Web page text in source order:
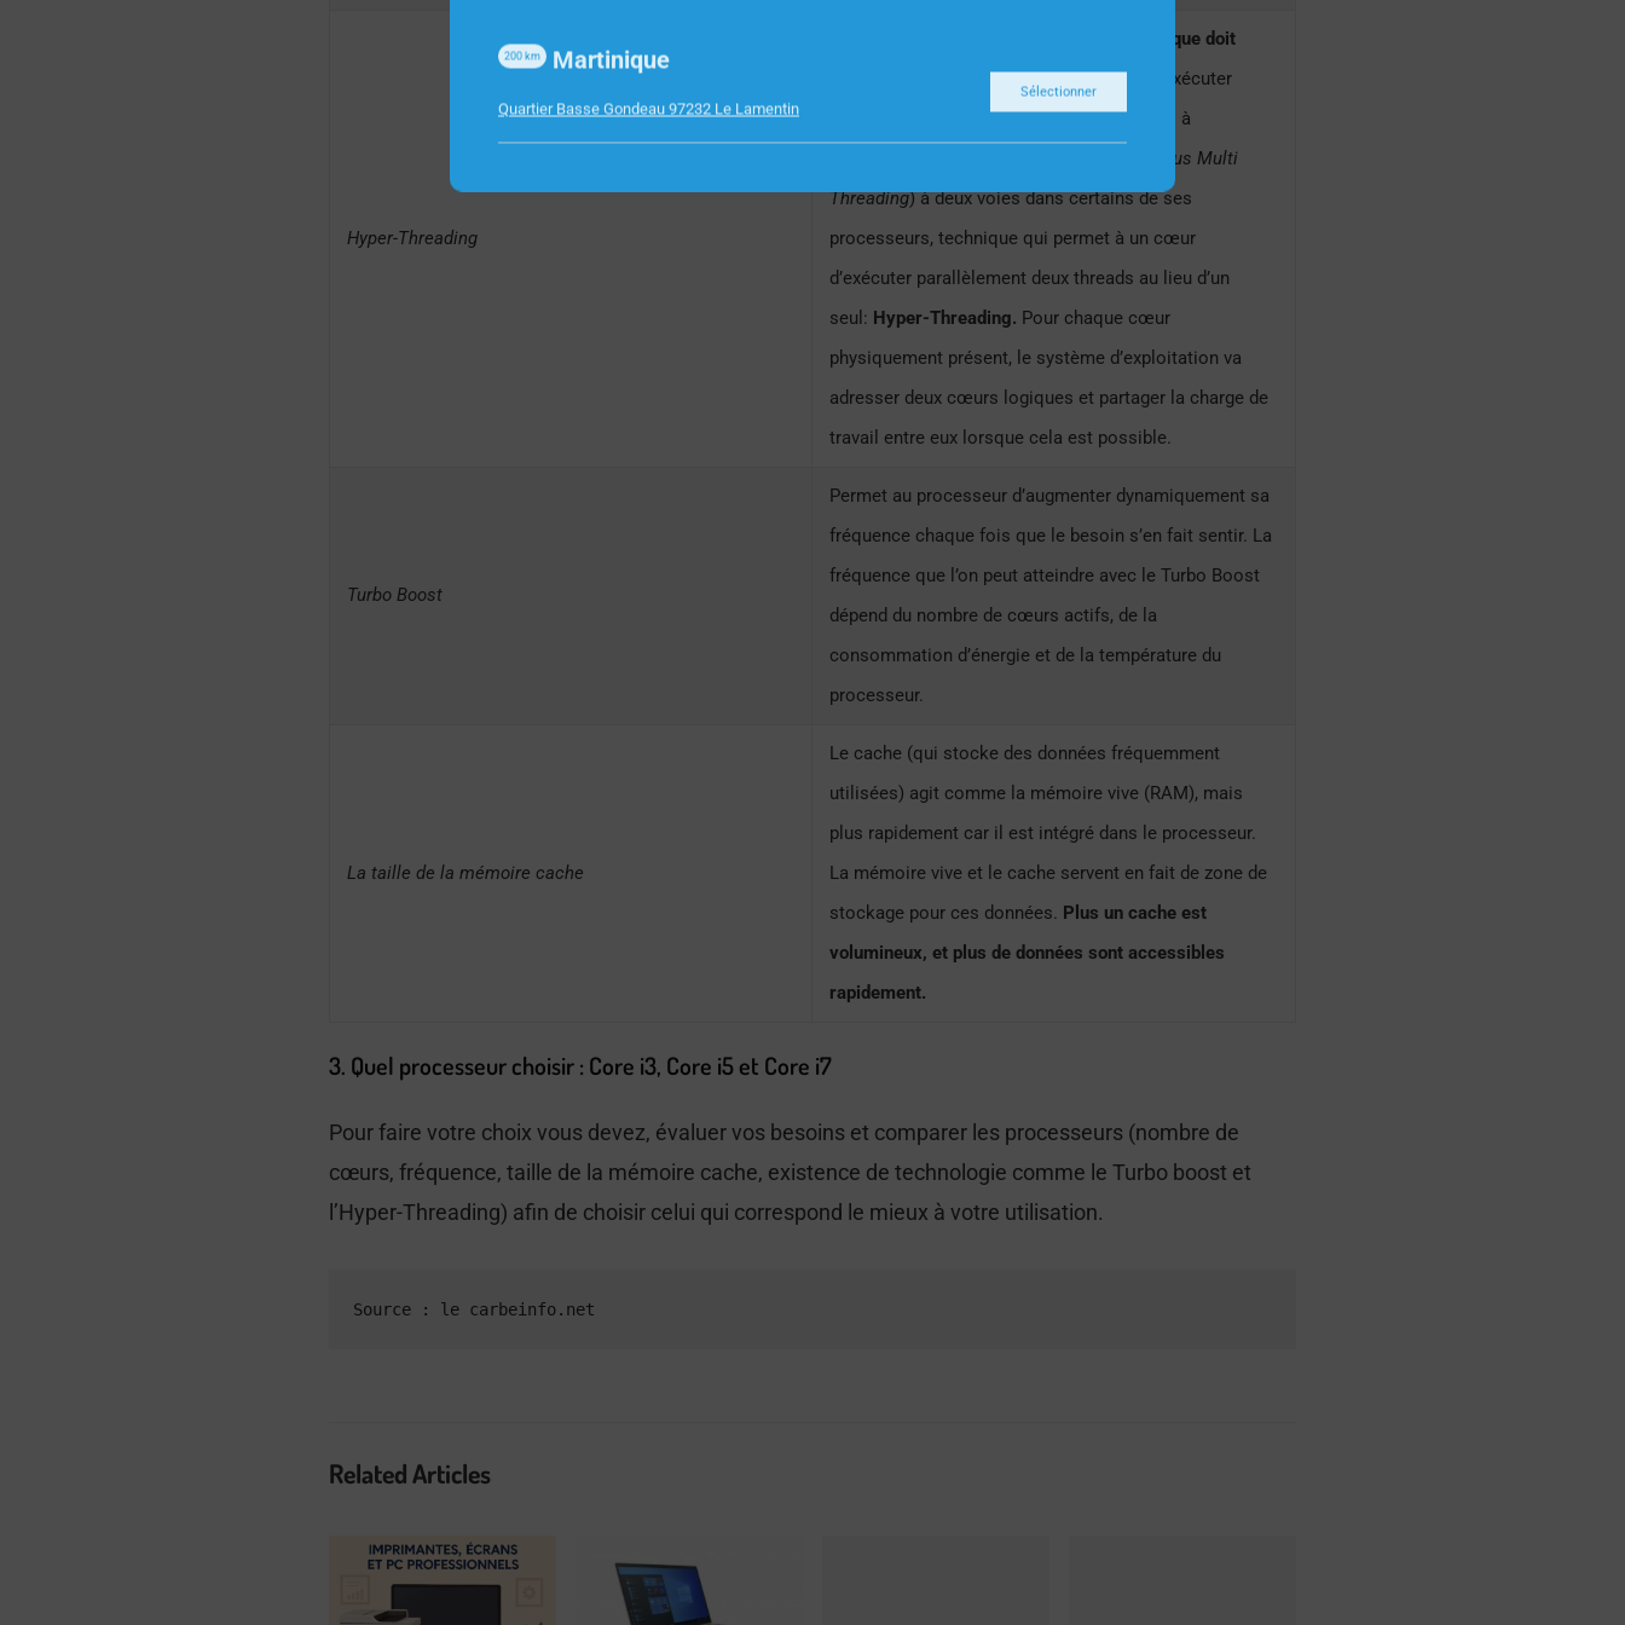
Hyper-Threading
Un thread est un fil d’exécution, une tâche que doit
exécuter le processeur.Un cœur ne peut exécuter
qu’un seul thread à la fois. Cependant, Intel à
Simultaneous Multi
Threading) à deux voies dans certains de ses
processeurs, technique qui permet à un cœur
d’exécuter parallèlement deux threads au lieu d’un
seul: Hyper-Threading. Pour chaque cœur
physiquement présent, le système d’exploitation va
adresser deux cœurs logiques et partager la charge de
travail entre eux lorsque cela est possible.
Turbo Boost
Permet au processeur d’augmenter dynamiquement sa
fréquence chaque fois que le besoin s’en fait sentir. La
fréquence que l’on peut atteindre avec le Turbo Boost
dépend du nombre de cœurs actifs, de la
consommation d’énergie et de la température du
processeur.
La taille de la mémoire cache
Le cache (qui stocke des données fréquemment
utilisées) agit comme la mémoire vive (RAM), mais
plus rapidement car il est intégré dans le processeur.
La mémoire vive et le cache servent en fait de zone de
stockage pour ces données. Plus un cache est
volumineux, et plus de données sont accessibles
rapidement.
3. Quel processeur choisir : Core i3, Core i5 et Core i7
Pour faire votre choix vous devez, évaluer vos besoins et comparer les processeurs (nombre de
cœurs, fréquence, taille de la mémoire cache, existence de technologie comme le Turbo boost et
l’Hyper-Threading) afin de choisir celui qui correspond le mieux à votre utilisation.
Source : le carbeinfo.net
Related Articles
Martinique
200 km
Quartier Basse Gondeau 97232 Le Lamentin
Sélectionner